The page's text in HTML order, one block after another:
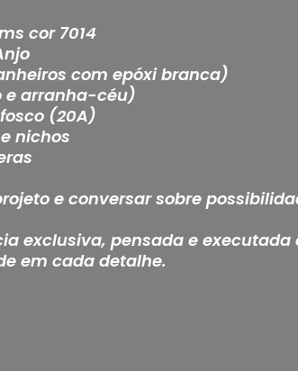
cor 7014
com epóxi branca)
e arranha-céu)
(20A)
nichos
e conversar sobre
exclusiva, pensada e executada
em cada detalhe.